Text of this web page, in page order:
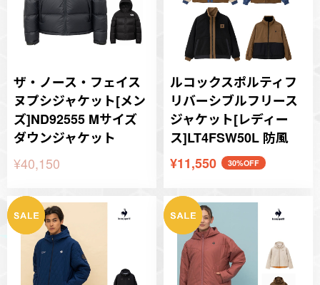
ザ・ノース・フェイス
ヌプシジャケット[メン
ズ]ND92555 Mサイズ
ダウンジャケット
¥40,150
ルコックスポルティフ
リバーシブルフリース
ジャケット[レディー
ス]LT4FSW50L 防風
¥11,550
30%OFF